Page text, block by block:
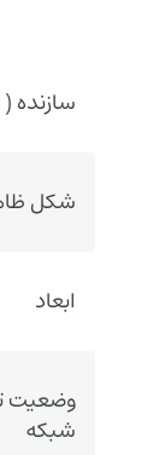
سازنده (
شکل
ابعاد
وضعیت
شبکه